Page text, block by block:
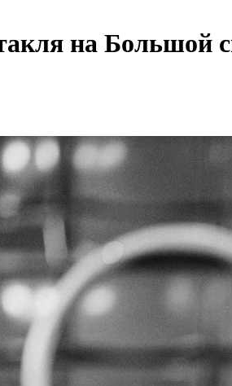
на Большой